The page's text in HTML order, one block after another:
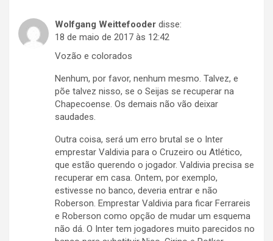
Wolfgang Weittefooder disse:
18 de maio de 2017 às 12:42
Vozão e colorados
Nenhum, por favor, nenhum mesmo. Talvez, e
põe talvez nisso, se o Seijas se recuperar na
Chapecoense. Os demais não vão deixar
saudades.
Outra coisa, será um erro brutal se o Inter
emprestar Valdivia para o Cruzeiro ou Atlético,
que estão querendo o jogador. Valdivia precisa se
recuperar em casa. Ontem, por exemplo,
estivesse no banco, deveria entrar e não
Roberson. Emprestar Valdivia para ficar Ferrareis
e Roberson como opção de mudar um esquema
não dá. O Inter tem jogadores muito parecidos no